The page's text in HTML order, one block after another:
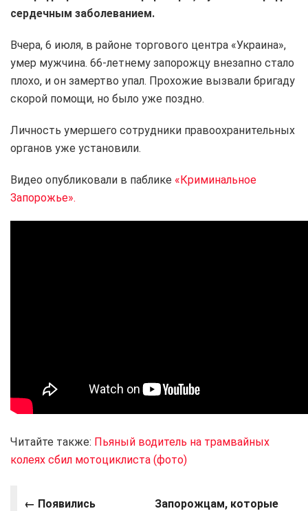
сердечным заболеванием.
Вчера, 6 июля, в районе торгового центра «Украина»,
умер мужчина. 66-летнему запорожцу внезапно стало
плохо, и он замертво упал. Прохожие вызвали бригаду
скорой помощи, но было уже поздно.
Личность умершего сотрудники правоохранительных
органов уже установили.
Видео опубликовали в паблике «Криминальное
Запорожье».
Читайте также: Пьяный водитель на трамвайных
колеях сбил мотоциклиста (фото)
← Появились
Запорожцам, которые